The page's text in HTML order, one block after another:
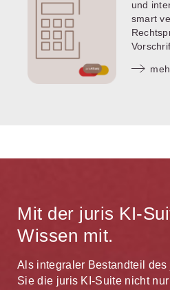
und
smart
Mit der juris KI-
Wissen mit.
Als integraler Bestandteil
Sie die juris KI-Suite nicht